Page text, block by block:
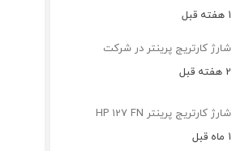
1 هفته قبل
شارژ کارتریج پرینتر در شرکت
2 هفته قبل
شارژ کارتریج پرینتر HP 127 FN
1 ماه قبل